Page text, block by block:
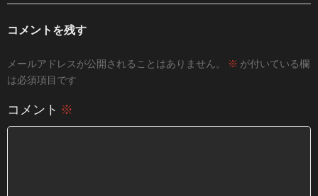
コメントを残す
メールアドレスが公開されることはありません。 ※ が付いている欄
は必須項目です
コメント ※